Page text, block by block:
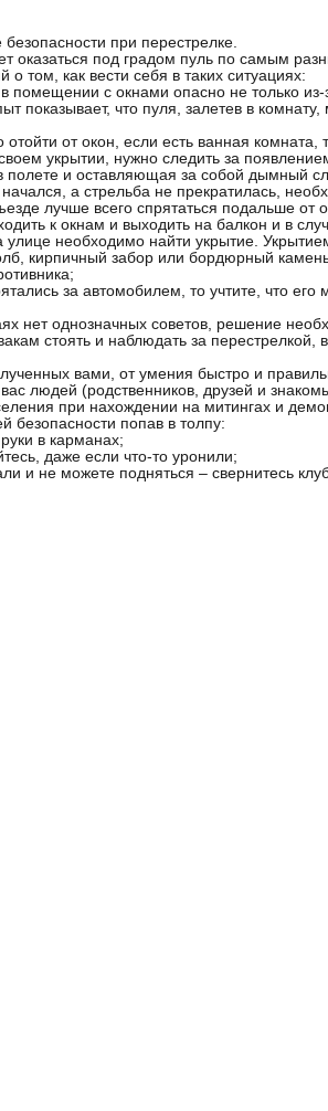
при перестрелке.
оказаться под градом пуль по самым
о том, как вести себя в таких ситуациях:
помещении с окнами опасно не только
показывает, что пуля, залетев в
от окон, если есть ванная
укрытии, нужно следить за
полете и оставляющая за собой дымный
а стрельба не прекратилась,
лучше всего спрятаться подальше от
к окнам и выходить на балкон и в
улице необходимо найти укрытие.
кирпичный забор или бордюрный
за автомобилем, то учтите, что
нет однозначных советов, решение
стоять и наблюдать за
вами, от умения быстро и
людей (родственников, друзей и
при нахождении на митингах и
безопасности попав в толпу:
в карманах;
даже если что-то уронили;
и не можете подняться – свернитесь